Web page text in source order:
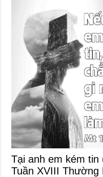
Tại anh em kém
Tuần XVIII Thường